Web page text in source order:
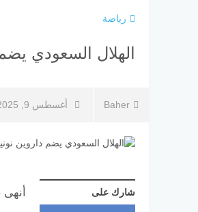
رياضة
الهلال السعودي
Baher أغسطس 9, 2025
شارك على